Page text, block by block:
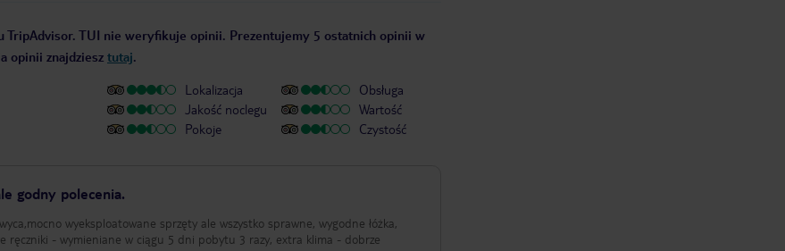
TripAdvisor. TUI nie weryfikuje opinii. Prezentujemy 5 ostatnich opinii w
opinii znajdziesz tutaj.
Lokalizacja
Jakość noclegu
Pokoje
Obsługa
Wartość
Czystość
godny polecenia.
wyeksploatowane sprzęty ale wszystko sprawne, wygodne łóżka,
ręczniki - wymieniane w ciągu 5 dni pobytu 3 razy, extra klima - dobrze